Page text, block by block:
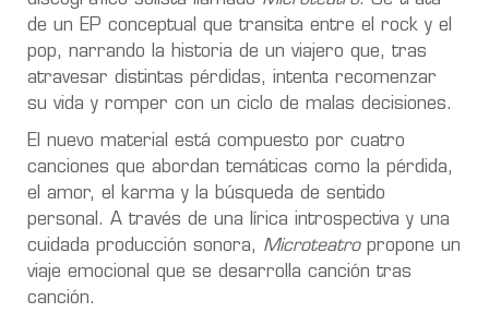
de un EP conceptual que transita entre el rock y el
pop, narrando la historia de un viajero que, tras
atravesar distintas pérdidas, intenta recomenzar
su vida y romper con un ciclo de malas decisiones.
El nuevo material está compuesto por cuatro
canciones que abordan temáticas como la pérdida,
el amor, el karma y la búsqueda de sentido
personal. A través de una lírica introspectiva y una
cuidada producción sonora, Microteatropropone un
viaje emocional que se desarrolla canción tras
canción.